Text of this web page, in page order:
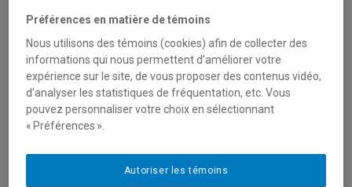
Préférences en matière de témoins
Nous utilisons des témoins (cookies) afin de collecter des
informations qui nous permettent d’améliorer votre
expérience sur le site, de vous proposer des contenus vidéo,
d’analyser les statistiques de fréquentation, etc. Vous
pouvez personnaliser votre choix en sélectionnant
« Préférences ».
Autoriser les témoins